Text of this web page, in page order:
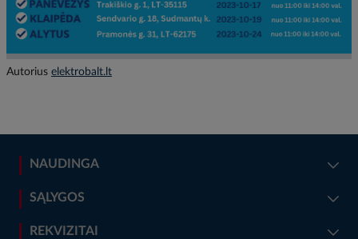
Autorius elektrobalt.lt
NAUDINGA
SĄLYGOS
REKVIZITAI